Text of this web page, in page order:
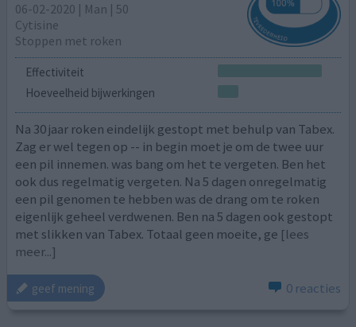
06-02-2020 | Man | 50
Cytisine
Stoppen met roken
Effectiviteit
Hoeveelheid bijwerkingen
Na 30 jaar roken eindelijk gestopt met behulp van Tabex.
Zag er wel tegen op -- in begin moet je om de twee uur
een pil innemen. was bang om het te vergeten. Ben het
ook dus regelmatig vergeten. Na 5 dagen onregelmatig
een pil genomen te hebben was de drang om te roken
eigenlijk geheel verdwenen. Ben na 5 dagen ook gestopt
met slikken van Tabex. Totaal geen moeite, ge [lees
meer...]
geef mening 0 reacties